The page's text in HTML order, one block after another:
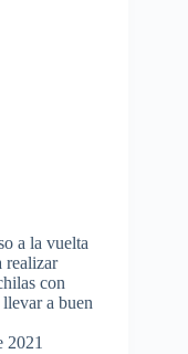
a la vuelta
realizar
con
a buen
2021